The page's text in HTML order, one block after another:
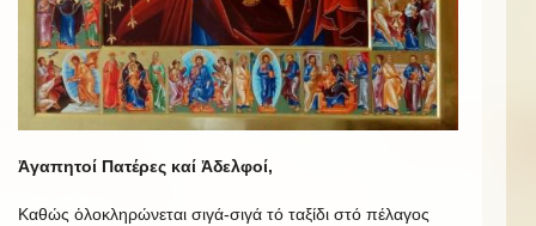
Ἀγαπητοί Πατέρες καί Ἀδελφοί,
Καθώς ὁλοκληρώνεται σιγά-σιγά τό ταξίδι στό πέλαγος